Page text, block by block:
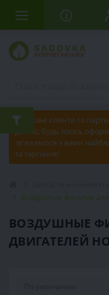
Шановні клієнти та
до нас, будь ласка,
зв'яжемося з вами
та терпіння!
Воздушные фильтры для
ВОЗДУШНЫЕ
ДВИГАТЕЛЕЙ